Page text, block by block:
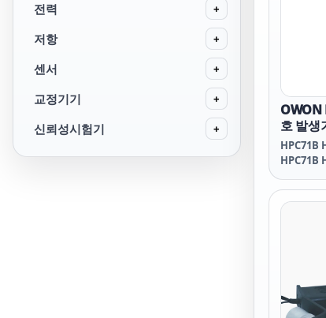
전력 +
저항 +
센서 +
교정기기 +
신뢰성시험기 +
OWON
호 발생
HPC71B
HPC71B
owon
HPC71A
owon